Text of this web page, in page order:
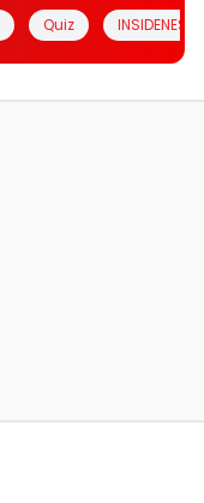
Quiz INSIDENESIA